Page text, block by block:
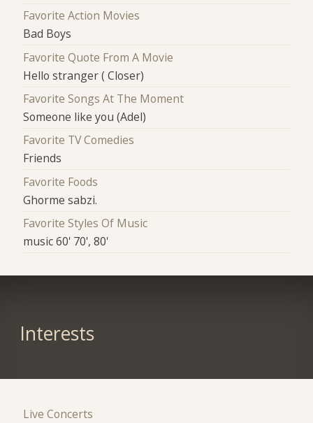
Favorite Action Movies
Bad Boys
Favorite Quote From A Movie
Hello stranger ( Closer)
Favorite Songs At The Moment
Someone like you (Adel)
Favorite TV Comedies
Friends
Favorite Foods
Ghorme sabzi.
Favorite Styles Of Music
music 60' 70', 80'
Interests
Live Concerts